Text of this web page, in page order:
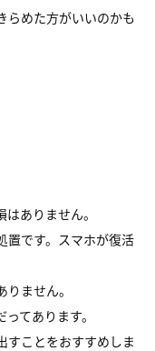
らめた方がいいのかも
ありません。
置です。スマホが復活
ません。
てあります。
すことをおすすめしま